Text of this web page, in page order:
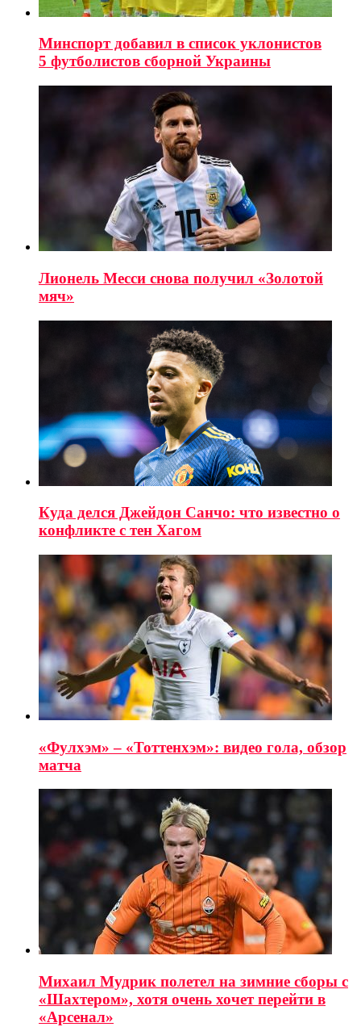
Минспорт добавил в список уклонистов
5 футболистов сборной Украины
Лионель Месси снова получил «Золотой
мяч»
Куда делся Джейдон Санчо: что известно о
конфликте с тен Хагом
«Фулхэм» – «Тоттенхэм»: видео гола, обзор
матча
Михаил Мудрик полетел на зимние сборы с
«Шахтером», хотя очень хочет перейти в
«Арсенал»